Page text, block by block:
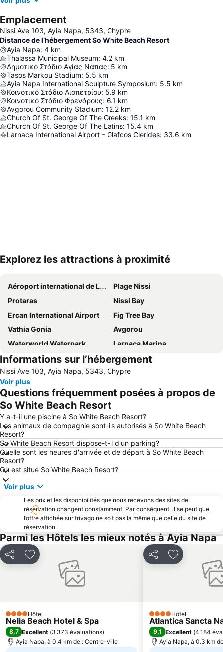
Emplacement
Nissi Ave 103, Ayia Napa, 5343, Chypre
Distance de l’hébergement So White Beach Resort
Ayia Napa: 4 km
Thalassa Municipal Museum: 4.2 km
Δημοτικό Στάδιο Αγίας Νάπας: 5 km
Tasos Markou Stadium: 5.5 km
Ayia Napa International Sculpture Symposium: 5.5 km
Κοινοτικό Στάδιο Λιοπετρίου: 5.9 km
Κοινοτικό Στάδιο Φρενάρους: 6.1 km
Avgorou Community Stadium: 12.2 km
Church Of St. George Of The Greeks: 15.1 km
Church Of St. George Of The Latins: 15.4 km
Larnaca International Airport – Glafcos Clerides: 33.6 km
Explorez les attractions à proximité
Aéroport international de Larnaca
Plage Nissi
Protaras
Nissi Bay
Ercan International Airport
Fig Tree Bay
Vathia Gonia
Avgorou
Waterworld Waterpark
Larnaca Marina
Pernera A
Konnos Bay
Pernera P
Makronissos
Mckenzie Beach
landa
Katsarka
Ammos of Kabouri
Glapsides Beach
Phinikoudes Beach
Ellinas
Ayia Anna
Agia Thekla
Pantachou
Informations sur l’hébergement
Nissi Ave 103, Ayia Napa, 5343, Chypre
Voir plus
Questions fréquemment posées à propos de
So White Beach Resort
Y a-t-il une piscine à So White Beach Resort?
Les animaux de compagnie sont-ils autorisés à So White Beach
Resort?
So White Beach Resort dispose-t-il d'un parking?
Quelle sont les heures d'arrivée et de départ à So White Beach
Resort?
Où est situé So White Beach Resort?
Voir plus
Les prix et les disponibilités que nous recevons des sites de
réservation changent constamment. Par conséquent, il se peut que
l’offre affichée sur trivago ne soit pas la même que celle du site de
réservation.
Parmi les Hôtels les mieux notés à Ayia Napa
PartagerAjouter à mes favoris
4 ÉtoilesHôtel
Nelia Beach Hotel & Spa
8,7 Excellent (3 373 évaluations)
Ayia Napa, à 0.4 km de : Centre-ville
PartagerAjouter à
4 ÉtoilesHôtel
Atlantica Sancta
9,1 Excellent (4 184
Ayia Napa, à 0.3 km